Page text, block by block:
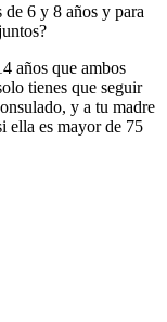
6 y 8 años y para
años que ambos
tienes que seguir
y a tu madre
ella es mayor de 75